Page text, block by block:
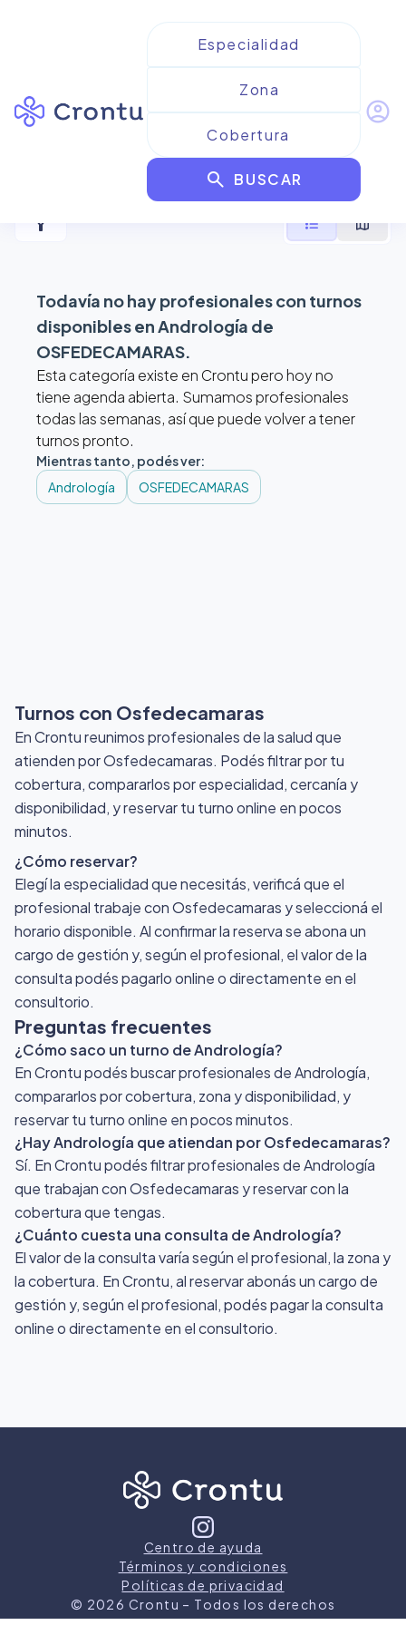
search BUSCAR
account_circle
Resultados paraAndrología
de OSFEDECAMARAS
filter_alt format_list_bulleted map
Todavía no hay profesionales con turnos
disponibles enAndrología de
OSFEDECAMARAS.
Esta categoría existe en Crontu pero hoy no
tiene agenda abierta. Sumamos profesionales
todas las semanas, así que puede volver a tener
turnos pronto.
Mientras tanto, podés ver:
Andrología
OSFEDECAMARAS
Turnos con Osfedecamaras
En Crontu reunimos profesionales de la salud que
atienden por Osfedecamaras. Podés filtrar por tu
cobertura, compararlos por especialidad, cercanía y
disponibilidad, y reservar tu turno online en pocos
minutos.
¿Cómo reservar?
Elegí la especialidad que necesitás, verificá que el
profesional trabaje con Osfedecamaras y seleccioná el
horario disponible. Al confirmar la reserva se abona un
cargo de gestión y, según el profesional, el valor de la
consulta podés pagarlo online o directamente en el
consultorio.
Preguntas frecuentes
¿Cómo saco un turno de Andrología?
En Crontu podés buscar profesionales de Andrología,
compararlos por cobertura, zona y disponibilidad, y
reservar tu turno online en pocos minutos.
¿Hay Andrología que atiendan por Osfedecamaras?
Sí. En Crontu podés filtrar profesionales de Andrología
que trabajan con Osfedecamaras y reservar con la
cobertura que tengas.
¿Cuánto cuesta una consulta de Andrología?
El valor de la consulta varía según el profesional, la zona y
la cobertura. En Crontu, al reservar abonás un cargo de
gestión y, según el profesional, podés pagar la consulta
online o directamente en el consultorio.
Centro de ayuda
Términos y condiciones
Políticas de privacidad
© 2026 Crontu – Todos los derechos